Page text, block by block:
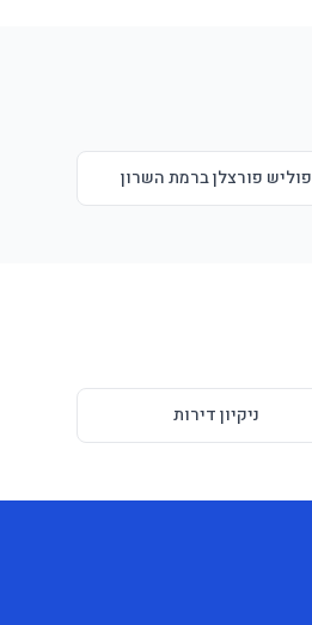
פוליש פורצלן ברמת השרון
ניקיון דירות